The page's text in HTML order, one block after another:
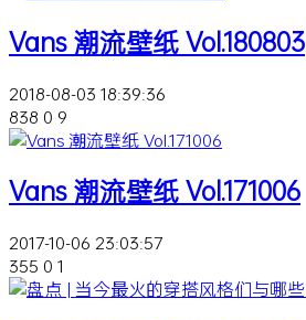
Vans 潮流壁纸 Vol.180803
2018-08-03 18:39:36
838 0 9
Vans 潮流壁纸 Vol.171006
2017-10-06 23:03:57
355 0 1